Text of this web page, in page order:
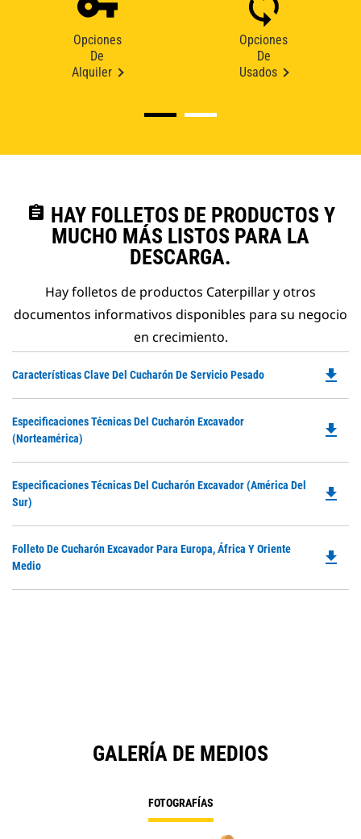
Opciones
De
Alquiler
Opciones
De
Usados
assignment HAY FOLLETOS DE PRODUCTOS Y
MUCHO MÁS LISTOS PARA LA
DESCARGA.
Hay folletos de productos Caterpillar y otros
documentos informativos disponibles para su negocio
en crecimiento.
Características Clave Del Cucharón De Servicio Pesado file_download
Especificaciones Técnicas Del Cucharón Excavador
(Norteamérica)
file_download
Especificaciones Técnicas Del Cucharón Excavador (América Del
Sur)
file_download
Folleto De Cucharón Excavador Para Europa, África Y Oriente
Medio
file_download
GALERÍA DE MEDIOS
FOTOGRAFÍAS